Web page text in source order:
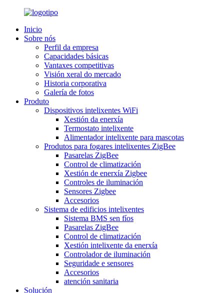
Inicio
Sobre nós
Perfil da empresa
Capacidades básicas
Vantaxes competitivas
Visión xeral do mercado
Historia corporativa
Galería de fotos
Produto
Dispositivos intelixentes WiFi
Xestión da enerxía
Termostato intelixente
Alimentador intelixente para mascotas
Produtos para fogares intelixentes ZigBee
Pasarelas ZigBee
Control de climatización
Xestión de enerxía Zigbee
Controles de iluminación
Sensores Zigbee
Accesorios
Sistema de edificios intelixentes
Sistema BMS sen fíos
Pasarelas ZigBee
Control de climatización
Xestión intelixente da enerxía
Controlador de iluminación
Seguridade e sensores
Accesorios
atención sanitaria
Solución